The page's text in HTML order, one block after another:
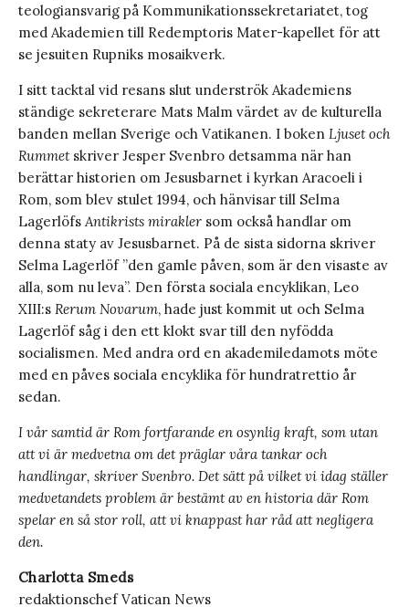
teologiansvarig på Kommunikationssekretariatet, tog
med Akademien till Redemptoris Mater-kapellet för att
se jesuiten Rupniks mosaikverk.
I sitt tacktal vid resans slut underströk Akademiens
ständige sekreterare Mats Malm värdet av de kulturella
banden mellan Sverige och Vatikanen. I boken Ljuset och
Rummetskriver Jesper Svenbro detsamma när han
berättar historien om Jesusbarnet i kyrkan Aracoeli i
Rom, som blev stulet 1994, och hänvisar till Selma
Lagerlöfs Antikrists mirakler som också handlar om
denna staty av Jesusbarnet. På de sista sidorna skriver
Selma Lagerlöf ”den gamle påven, som är den visaste av
alla, som nu leva”. Den första sociala encyklikan, Leo
XIII:s Rerum Novarum, hade just kommit ut och Selma
Lagerlöf såg i den ett klokt svar till den nyfödda
socialismen. Med andra ord en akademiledamots möte
med en påves sociala encyklika för hundratrettio år
sedan.
I vår samtid är Rom fortfarande en osynlig kraft, som utan
att vi är medvetna om det präglar våra tankar och
handlingar, skriver Svenbro. Det sätt på vilket vi idag ställer
medvetandets problem är bestämt av en historia där Rom
spelar en så stor roll, att vi knappast har råd att negligera
den.
Charlotta Smeds
redaktionschef Vatican News